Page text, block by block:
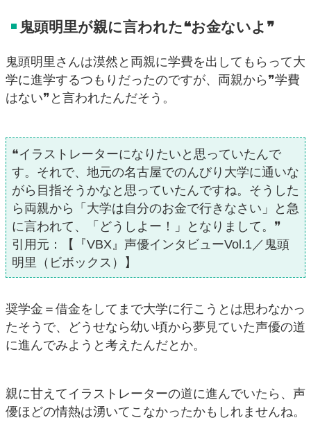
鬼頭明里が親に言われた❝お金ないよ❞
鬼頭明里さんは漠然と両親に学費を出してもらって大
学に進学するつもりだったのですが、両親から❞学費
はない❞と言われたんだそう。
❝イラストレーターになりたいと思っていたんで
す。それで、地元の名古屋でのんびり大学に通いな
がら目指そうかなと思っていたんですね。そうした
ら両親から「大学は自分のお金で行きなさい」と急
に言われて、「どうしよー！」となりまして。❞
引用元：【『VBX』声優インタビューVol.1／鬼頭
明里（ビボックス）】
奨学金＝借金をしてまで大学に行こうとは思わなかっ
たそうで、どうせなら幼い頃から夢見ていた声優の道
に進んでみようと考えたんだとか。
親に甘えてイラストレーターの道に進んでいたら、声
優ほどの情熱は湧いてこなかったかもしれませんね。